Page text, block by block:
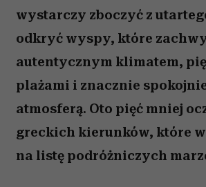
wystarczy zboczyć z
odkryć wyspy, które
autentycznym klimatem,
plażami i znacznie
atmosferą. Oto pięć mniej
greckich kierunków, które
na listę podróżniczych